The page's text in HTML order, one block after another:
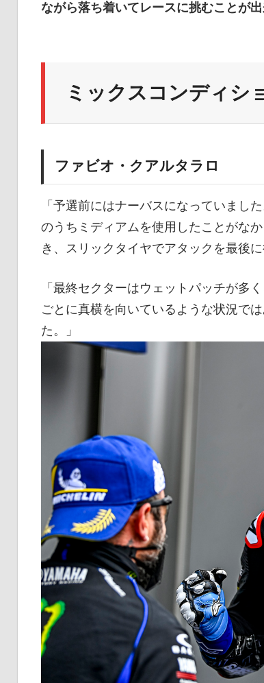
ながら落ち着いてレースに挑むことが出
ミックスコンディシ
ファビオ・クアルタラロ
「予選前にはナーバスになっていまし
のうちミディアムを使用したことがな
き、スリックタイヤでアタックを最後に
「最終セクターはウェットパッチが多
ごとに真横を向いているような状況で
た。」